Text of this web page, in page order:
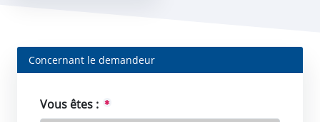
Concernant le demandeur
Vous êtes :